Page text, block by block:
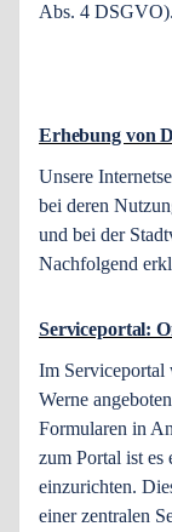
Abs. 4 DSGVO).
Erhebung von
Unsere
bei deren
und bei der
Nachfolgend
Serviceportal:
Im Serviceportal
Werne
Formularen in
zum Portal ist
einzurichten.
einer zentralen